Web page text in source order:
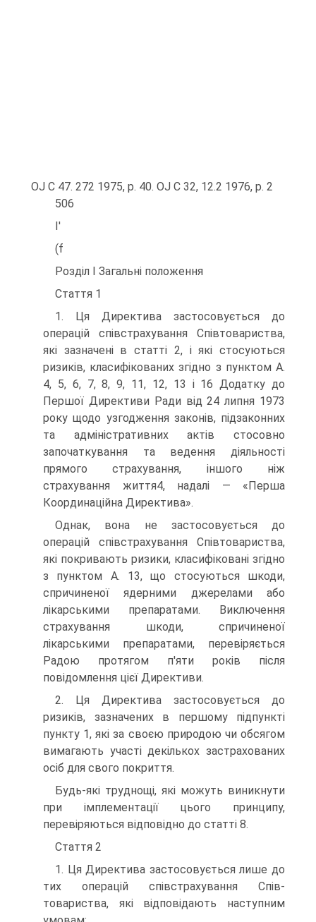
OJ C 47. 272 1975, p. 40. OJ C 32, 12.2 1976, p. 2
506
I'
(f
Розділ I Загальні положення
Стаття 1
1. Ця Директива застосовується до
операцій співстрахування Співтоварист­ва,
які зазначені в статті 2, і які стосуються
ризиків, класифікованих згідно з пунктом А.
4, 5, 6, 7, 8, 9, 11, 12, 13 і 16 Додатку до
Першої Директиви Ради від 24 липня 1973
року щодо узгодження законів, підзаконних
та адміністративних актів стосовно
започаткування та ведення діяльності
прямого страхування, ін­шого ніж
страхування життя4, надалі — «Перша
Координаційна Директива».
Однак, вона не застосовується до
операцій співстрахування Співтовариства,
які покривають ризики, класифіковані згідно
з пунктом А. 13, що стосуються шкоди,
спричиненої ядерними джерелами або
лікарськими препаратами. Ви­ключення
страхування шкоди, спричиненої
лікарськими препаратами, переві­ряється
Радою протягом п'яти років після
повідомлення цієї Директиви.
2. Ця Директива застосовується до
ризиків, зазначених в першому підпункті
пункту 1, які за своєю природою чи обсягом
вимагають участі декількох застра­хованих
осіб для свого покриття.
Будь-які труднощі, які можуть виникнути
при імплементації цього принци­пу,
перевіряються відповідно до статті 8.
Стаття 2
1. Ця Директива застосовується лише до
тих операцій співстрахування Спів­
товариства, які відповідають наступним